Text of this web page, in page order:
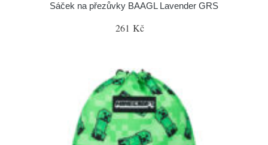
Sáček na přezůvky BAAGL Lavender GRS
261 Kč